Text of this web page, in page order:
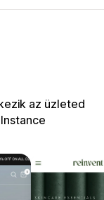
az üzleted